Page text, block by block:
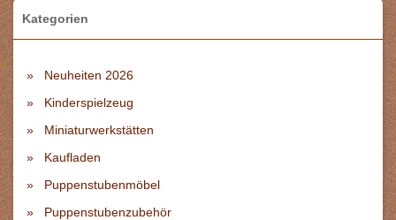
Kategorien
Neuheiten 2026
Kinderspielzeug
Miniaturwerkstätten
Kaufladen
Puppenstubenmöbel
Puppenstubenzubehör